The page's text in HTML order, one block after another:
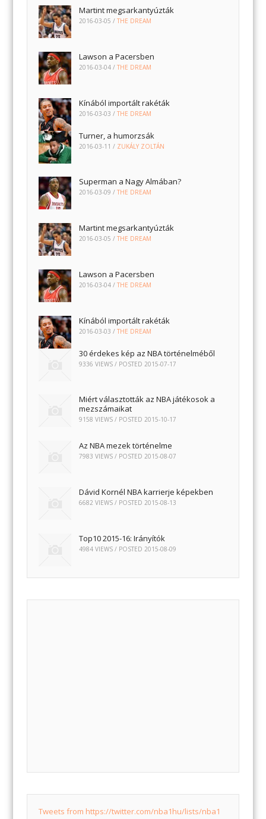
Martint megsarkantyúzták
2016-03-05 /THE DREAM
Lawson a Pacersben
2016-03-04 /THE DREAM
Kínából importált rakéták
2016-03-03 /THE DREAM
Turner, a humorzsák
2016-03-11 / ZUKÁLY ZOLTÁN
Superman a Nagy Almában?
2016-03-09 /THE DREAM
Martint megsarkantyúzták
2016-03-05 /THE DREAM
Lawson a Pacersben
2016-03-04 /THE DREAM
Kínából importált rakéták
2016-03-03 /THE DREAM
30 érdekes kép az NBA történelméből
9336 VIEWS / POSTED 2015-07-17
Miért választották az NBA játékosok a
mezszámaikat
9158 VIEWS / POSTED2015-10-17
Az NBA mezek történelme
7983 VIEWS / POSTED2015-08-07
Dávid Kornél NBA karrierje képekben
6682 VIEWS / POSTED2015-08-13
Top10 2015-16: Irányítók
4984 VIEWS / POSTED 2015-08-09
Tweets from https://twitter.com/nba1hu/lists/nba1